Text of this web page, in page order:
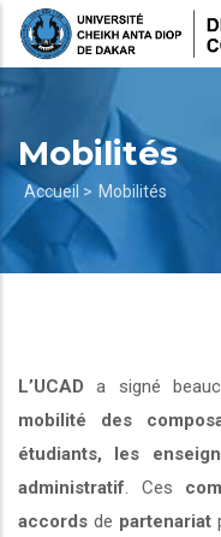
Aller
Mobilités
Fil
d'Ariane
Accueil > Mobilités
L’UCAD a signé
mobilité des
étudiants, les
administratif . Ces
accords de partenariat